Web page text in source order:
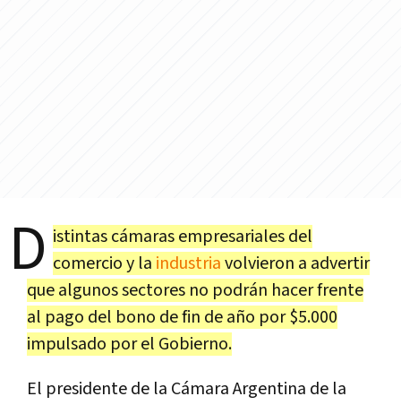
D istintas cámaras empresariales del
comercio y la industriavolvieron a advertir
que algunos sectores no podrán hacer frente
al pago del bono de fin de año por $5.000
impulsado por el Gobierno.
El presidente de la Cámara Argentina de la